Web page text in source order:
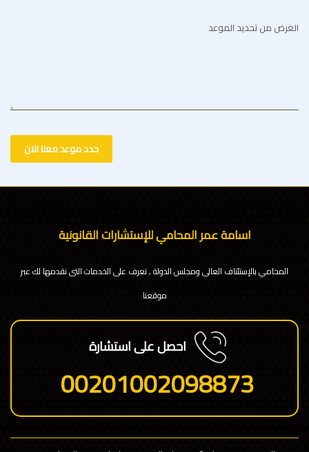
الغرض من تحديد الموعد
حدد موعد معنا الان
اسامة عمر المحامي للإستشارات القانونية
المحامي بالإستئناف العالى ومجلس الدولة , تعرف على الخدمات التى نقدمها لك عبر
موقعنا
احصل على استشارة
00201002098873